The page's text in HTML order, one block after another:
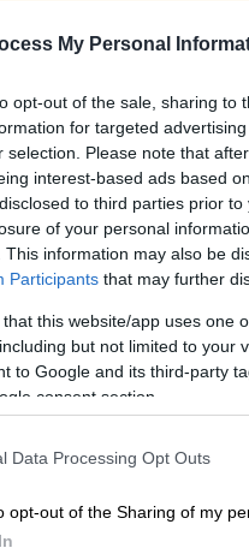
My Personal
opt-out of the sale, sharing
for targeted
selection. Please note that
interest-based ads based
to third parties prior
of your personal
This information may also be
Participants that may further
that this website/app uses one
but not limited to your
to Google and its third-party
consent section.
Data Processing Opt Outs
opt-out of the Sharing of my
γεννιόταν ο
της ηλεκτρονικής,
από τα
δίχως να
ζωγραφική
αρχές της
τραγούδι
έγινε
το 1967
και Λουκά Σιδερά.